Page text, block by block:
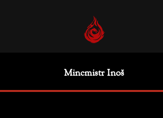
Mincmistr Inoš